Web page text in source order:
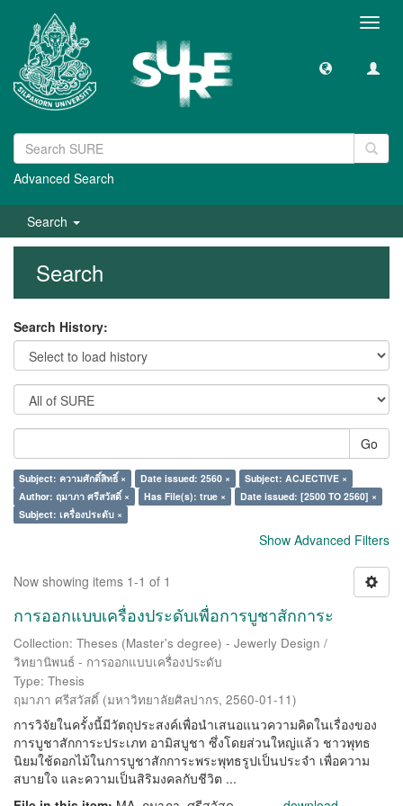
Advanced Search
Search
Search
Search History:
Go
Subject: ความศักดิ์สิทธิ์ × Date issued: 2560 ×
Subject: ACJECTIVE ×
Author: ฤมาภา ศรีสวัสดิ์ ×
Has File(s): true ×
Date issued: [2500 TO 2560] ×
Subject: เครื่องประดับ ×
Show Advanced Filters
Now showing items 1-1 of 1
การออกแบบเครื่องประดับเพื่อการบูชาสักการะ
Collection: Theses (Master's degree) - Jewerly Design /
วิทยานิพนธ์ - การออกแบบเครื่องประดับ
Type: Thesis
ฤมาภา ศรีสวัสดิ์ (มหาวิทยาลัยศิลปากร, 2560-01-11)
การวิจัยในครั้งนี้มีวัตถุประสงค์เพื่อนำเสนอแนวความคิดในเรื่องของ
การบูชาสักการะประเภท อามิสบูชา ซึ่งโดยส่วนใหญ่แล้ว ชาวพุทธ
นิยมใช้ดอกไม้ในการบูชาสักการะพระพุทธรูปเป็นประจำ เพื่อความ
สบายใจ และความเป็นสิริมงคลกับชีวิต ...